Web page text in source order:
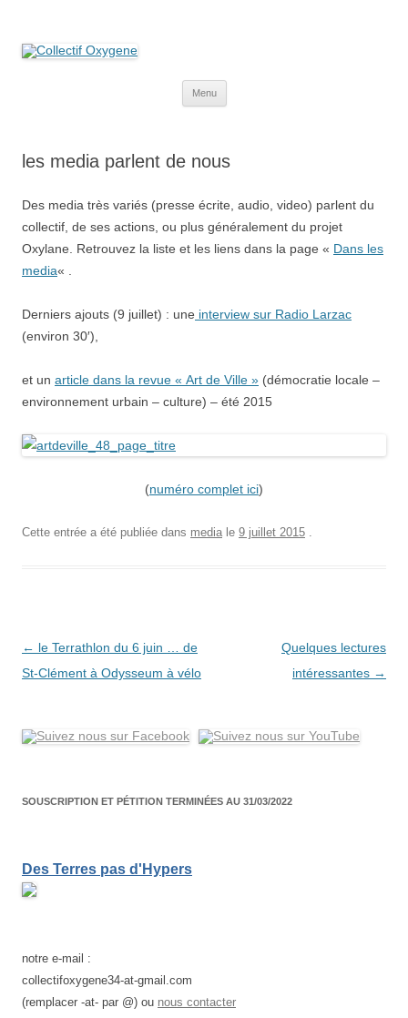
Menu
les media parlent de nous
Des media très variés (presse écrite, audio, video) parlent du
collectif, de ses actions, ou plus généralement du projet
Oxylane. Retrouvez la liste et les liens dans la page « Dans les
media« .
Derniers ajouts (9 juillet) : une interview sur Radio Larzac
(environ 30′),
et un article dans la revue « Art de Ville » (démocratie locale –
environnement urbain – culture) – été 2015
(numéro complet ici)
Cette entrée a été publiée dans media le 9 juillet 2015 .
Navigation
des
← le Terrathlon du 6 juin … de
St-Clément à Odysseum à vélo
Quelques lectures
intéressantes →
SOUSCRIPTION ET PÉTITION TERMINÉES AU 31/03/2022
Des Terres pas d'Hypers
notre e-mail :
collectifoxygene34-at-gmail.com
(remplacer -at- par @) ou nous contacter